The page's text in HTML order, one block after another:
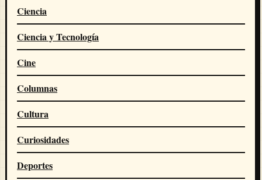
Ciencia
Ciencia y Tecnología
Cine
Columnas
Cultura
Curiosidades
Deportes